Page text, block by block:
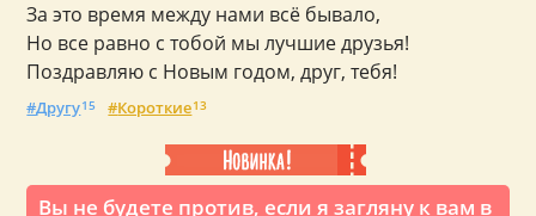
Вы не будете против, если я загляну к вам в
За это время между нами всё бывало,
Но все равно с тобой мы лучшие друзья!
Поздравляю с Новым годом, друг, тебя!
Другу15 Короткие13